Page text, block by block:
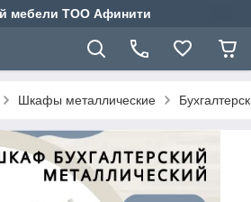
мебели ТОО Афинити
Шкафы металлические